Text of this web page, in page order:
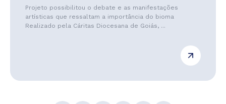
Projeto possibilitou o debate e as manifestações
artísticas que ressaltam a importância do bioma
Realizado pela Cáritas Diocesana de Goiás, ...